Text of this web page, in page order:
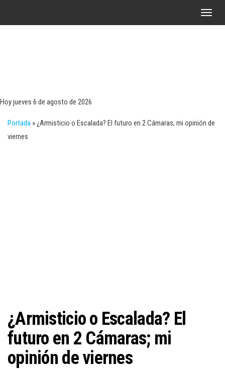
A
Hoy jueves 6 de agosto de 2026
Portada »¿Armisticio o Escalada? El futuro en 2 Cámaras; mi opinión de
viernes
¿Armisticio o Escalada? El
futuro en 2 Cámaras; mi
opinión de viernes